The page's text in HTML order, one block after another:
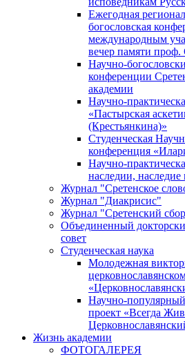
Ежегодная
богословская
международным
вечер памяти
Научно-
конференции
академии
Научно-
«Пастырская
(Крестьянкина)»
Студенческая
конференция
Научно-
наследии, наследие
Журнал "Сретенское
Журнал "Диакрисис"
Журнал "Сретенский
Объединенный
совет
Студенческая наука
Молодежная
Научно-
проект «Всегда
Жизнь академии
ФОТОГАЛЕРЕЯ